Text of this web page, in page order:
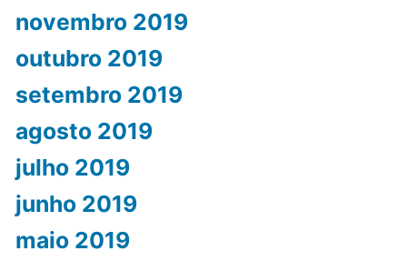
novembro 2019
outubro 2019
setembro 2019
agosto 2019
julho 2019
junho 2019
maio 2019